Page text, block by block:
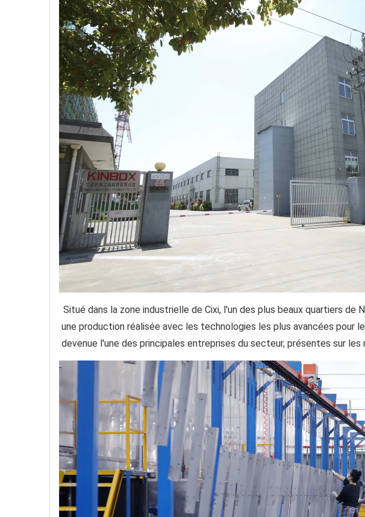
Situé dans la zone industrielle de Cixi, l'un des plus beaux quartiers
une production réalisée avec les technologies les plus avancées pour
devenue l'une des principales entreprises du secteur, présentes sur